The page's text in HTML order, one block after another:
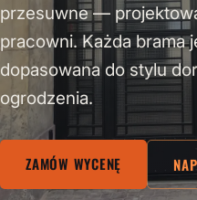
przesuwne —
pracowni. Każda brama
dopasowana do stylu
ogrodzenia.
ZAMÓW WYCENĘ